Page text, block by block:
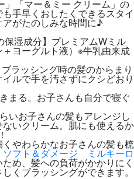
」「マー＆ミー クリーム」の
手早くおしたくできるスタイ
がたのしみな時間に♪
湿成分】プレミアムWミル
ヨーグルト液）※牛乳由来成
ラッシング時の髪のからまり
ルで手を汚さずにクシどおり
まる。お子さんも自分で寝ぐ
いお子さんの髪もアレンジし
いクリーム。肌にも使えるか
やわらかなお子さんの髪も梳
フト＆ダメージ ミルキーロ
め、髪への負荷がかかりにく
くブラッシングができます。